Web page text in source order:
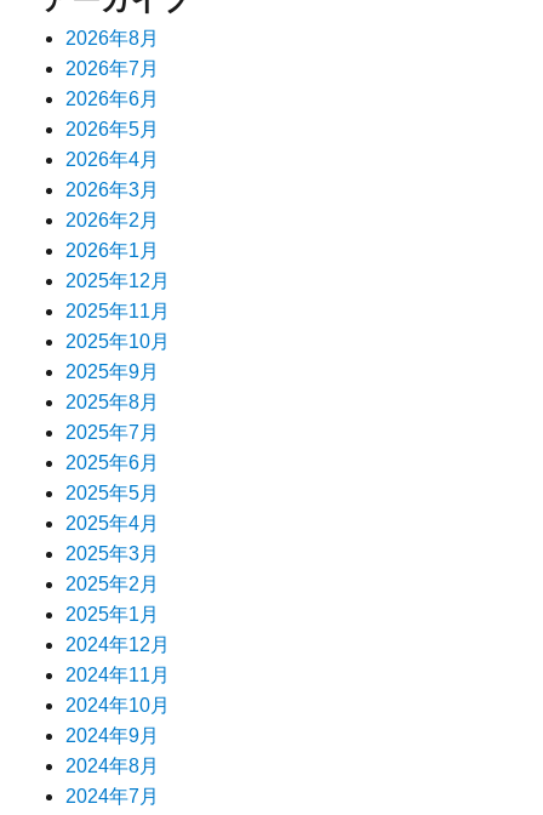
2026年8月
2026年7月
2026年6月
2026年5月
2026年4月
2026年3月
2026年2月
2026年1月
2025年12月
2025年11月
2025年10月
2025年9月
2025年8月
2025年7月
2025年6月
2025年5月
2025年4月
2025年3月
2025年2月
2025年1月
2024年12月
2024年11月
2024年10月
2024年9月
2024年8月
2024年7月